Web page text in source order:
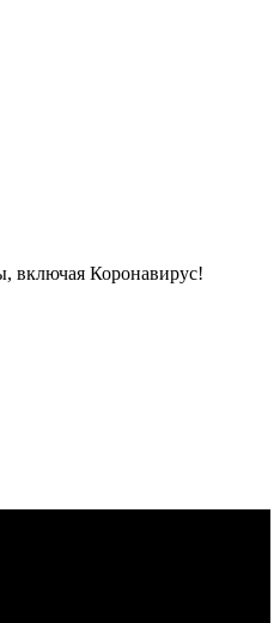
включая Коронавирус!